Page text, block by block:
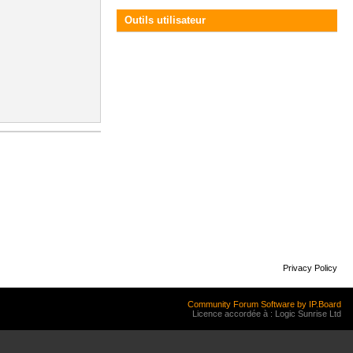
Outils utilisateur
Privacy Policy
Community Forum Software by IP.Board
Licence accordée à : Logic Sunrise Ltd